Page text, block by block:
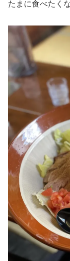
たまに食べたく